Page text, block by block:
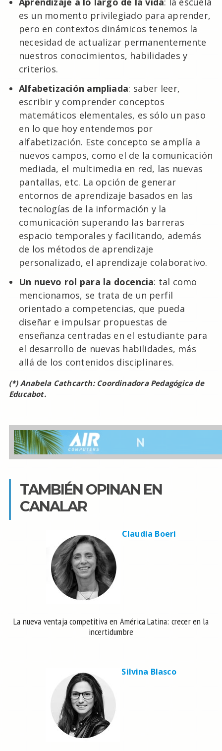
es un momento privilegiado para aprender,
pero en contextos dinámicos tenemos la
necesidad de actualizar permanentemente
nuestros conocimientos, habilidades y
criterios.
Alfabetización ampliada: saber leer,
escribir y comprender conceptos
matemáticos elementales, es sólo un paso
en lo que hoy entendemos por
alfabetización. Este concepto se amplía a
nuevos campos, como el de la comunicación
mediada, el multimedia en red, las nuevas
pantallas, etc. La opción de generar
entornos de aprendizaje basados en las
tecnologías de la información y la
comunicación superando las barreras
espacio temporales y facilitando, además
de los métodos de aprendizaje
personalizado, el aprendizaje colaborativo.
Un nuevo rol para la docencia: tal como
mencionamos, se trata de un perfil
orientado a competencias, que pueda
diseñar e impulsar propuestas de
enseñanza centradas en el estudiante para
el desarrollo de nuevas habilidades, más
allá de los contenidos disciplinares.
(*) Anabela Cathcarth: Coordinadora Pedagógica de
Educabot.
TAMBIÉN OPINAN EN
CANALAR
Claudia Boeri
La nueva ventaja competitiva en América Latina: crecer en la
incertidumbre
Silvina Blasco